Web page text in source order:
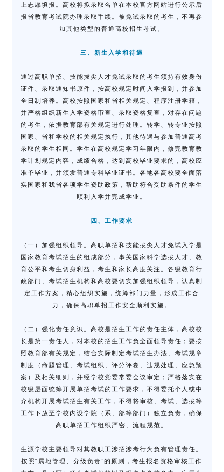
上志愿填报。高校将拟录取名单在本校官方网站进行公示后
报省教育考试院办理录取手续。被免试录取的考生，不再参
加其他类型的普通高校招生考试。
三、新生入学和待遇
通过高职单招、技能拔尖人才免试录取的考生须持有效身份
证件、录取通知书原件，按高校规定时间入学报到，并参加
全日制培养。高校按照国家和省相关规定、程序注册学籍，
并严格组织新生入学资格审查、录取资格复查，对存在问题
的考生，依据教育部有关规定进行处理。转学、转专业按照
国家、省和学校的相关规定执行，其他待遇与参加普通高考
录取的学生相同。学生在高校规定学习年限内，修完教育教
学计划规定内容，成绩合格，达到高校毕业要求的，高校应
准予毕业，并颁发普通专科毕业证书。各地各高校要全面落
实国家和我省各项学生资助政策，帮助符合受助条件的学生
顺利入学并完成学业。
四、工作要求
（一）加强组织领导。高职单招和技能拔尖人才免试入学是
国家教育考试招生的组成部分，事关国家科学选拔人才、教
育公平和考生切身利益，考生和家长高度关注。各级教育行
政部门、考试招生机构和高校要切实加强组织领导，认真制
定工作方案，精心组织实施，统筹部门力量，形成工作合
力，确保高职单招工作安全顺利实施。
（二）强化责任意识。高校是招生工作的责任主体，高校校
长是第一责任人，对本校的招生工作负全面领导责任；要按
照教育部有关规定，结合实际制定考试招生办法、考试规章
制度（命题管理、考试组织、评分评卷、违规处理、应急预
案）及相关细则，并经学校党委常委会议审定；严格落实在
校级层面统筹开展单招考试的工作要求，不得委托个人或中
介机构开展考试招生有关工作，不得将审核、考试、选拔等
工作下放至学校内设学院（系、部等部门）独立负责，确保
高职单招工作组织严密、流程规范。
生源学校主要领导对其教职工涉招涉考行为负有管理责任。
按照“属地管理、分级负责”的原则，考生报名资格审核工作